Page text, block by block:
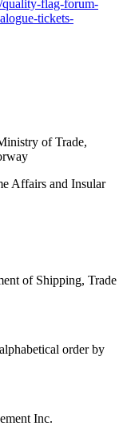
quality-flag-forum-
tickets-
of Trade,
Affairs and Insular
of Shipping, Trade
order by
Inc.